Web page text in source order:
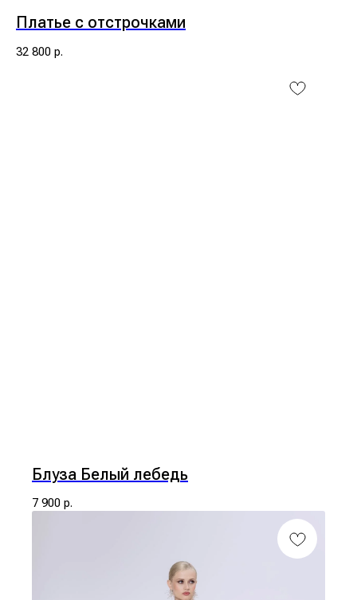
Платье с отстрочками
32 800 р.
Блуза Белый лебедь
7 900 р.